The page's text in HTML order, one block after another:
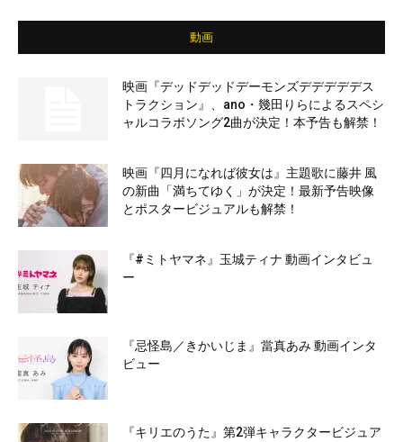
動画
映画『デッドデッドデーモンズデデデデデス
トラクション』、ano・幾田りらによるスペシ
ャルコラボソング2曲が決定！本予告も解禁！
映画『四月になれば彼女は』主題歌に藤井 風
の新曲「満ちてゆく」が決定！最新予告映像
とポスタービジュアルも解禁！
『#ミトヤマネ』玉城ティナ 動画インタビュ
ー
『忌怪島／きかいじま』當真あみ 動画インタ
ビュー
『キリエのうた』第2弾キャラクタービジュア